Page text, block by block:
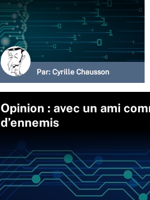
Par: Cyrille Chausson
Opinion : avec un ami
d’ennemis